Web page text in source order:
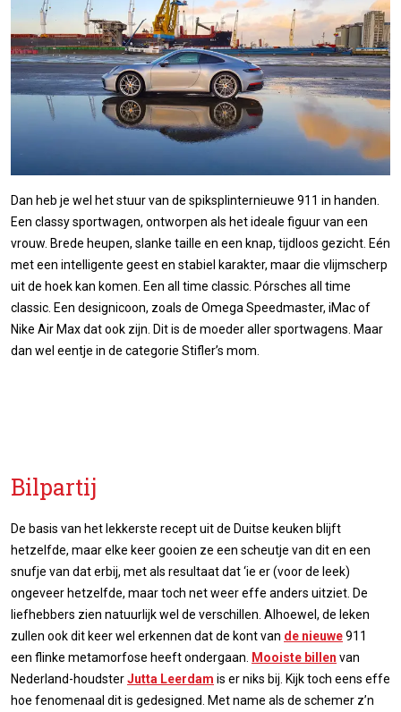
Dan heb je wel het stuur van de spiksplinternieuwe 911 in handen.
Een classy sportwagen, ontworpen als het ideale figuur van een
vrouw. Brede heupen, slanke taille en een knap, tijdloos gezicht. Eén
met een intelligente geest en stabiel karakter, maar die vlijmscherp
uit de hoek kan komen. Een all time classic. Pórsches all time
classic. Een designicoon, zoals de Omega Speedmaster, iMac of
Nike Air Max dat ook zijn. Dit is de moeder aller sportwagens. Maar
dan wel eentje in de categorie Stifler’s mom.
Bilpartij
De basis van het lekkerste recept uit de Duitse keuken blijft
hetzelfde, maar elke keer gooien ze een scheutje van dit en een
snufje van dat erbij, met als resultaat dat ‘ie er (voor de leek)
ongeveer hetzelfde, maar toch net weer effe anders uitziet. De
liefhebbers zien natuurlijk wel de verschillen. Alhoewel, de leken
zullen ook dit keer wel erkennen dat de kont van de nieuwe911
een flinke metamorfose heeft ondergaan. Mooiste billen van
Nederland-houdsterJutta Leerdam is er niks bij. Kijk toch eens effe
hoe fenomenaal dit is gedesigned. Met name als de schemer z’n